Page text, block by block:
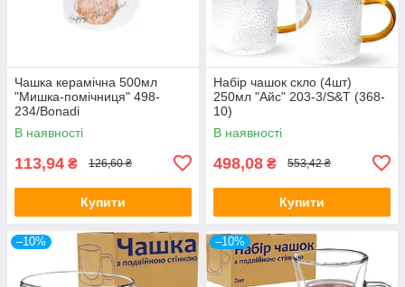
Чашка керамічна 500мл
"Мишка-помічниця" 498-
234/Bonadi
В наявності
113,94 ₴ 126,60 ₴
Купити
Набір чашок скло (4шт)
250мл "Айс" 203-3/S&T (368-
10)
В наявності
498,08 ₴ 553,42 ₴
Купити
–10% –10%